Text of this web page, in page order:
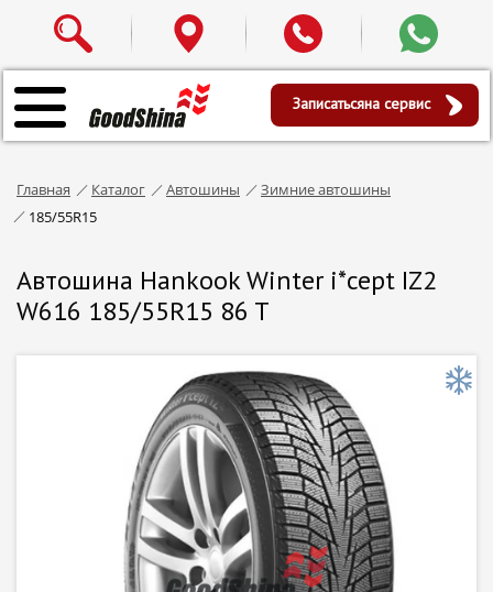
Записатьсяна сервис
Главная Каталог Автошины
Зимние автошины
185/55R15
Автошина Hankook Winter i*cept IZ2
W616 185/55R15 86 T